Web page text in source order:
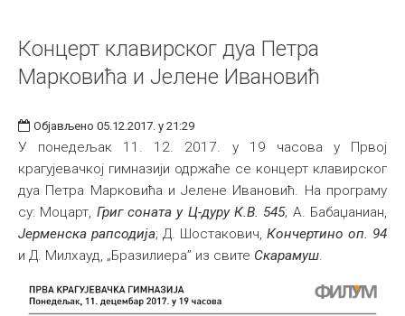
Концерт клавирског дуа Петра
Марковића и Јелене Ивановић
Објављено 05.12.2017. у 21:29
У понедељак 11. 12. 2017. у 19 часова у Првој
крагујевачкој гимназији одржаће се концерт клавирског
дуа Петра Марковића и Јелене Ивановић. На програму
су: Моцарт, Григ соната у Ц-дуру К.В. 545; А. Бабаџаниан,
Јерменска рапсодија; Д. Шостакович, Кончертино оп. 94
и Д. Милхауд, „Бразилиера” из свите Скарамуш.